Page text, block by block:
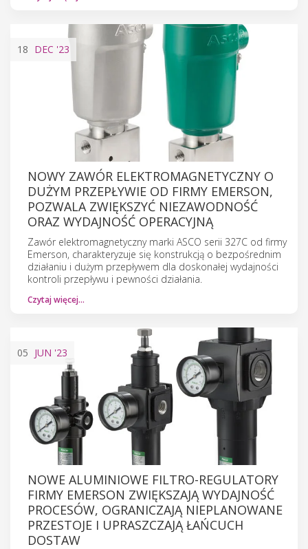
18 DEC '23
NOWY ZAWÓR ELEKTROMAGNETYCZNY O
DUŻYM PRZEPŁYWIE OD FIRMY EMERSON,
POZWALA ZWIĘKSZYĆ NIEZAWODNOŚĆ
ORAZ WYDAJNOŚĆ OPERACYJNĄ
Zawór elektromagnetyczny marki ASCO serii 327C od firmy
Emerson, charakteryzuje się konstrukcją o bezpośrednim
działaniu i dużym przepływem dla doskonałej wydajności
kontroli przepływu i pewności działania.
Czytaj więcej…
05 JUN '23
NOWE ALUMINIOWE FILTRO-REGULATORY
FIRMY EMERSON ZWIĘKSZAJĄ WYDAJNOŚĆ
PROCESÓW, OGRANICZAJĄ NIEPLANOWANE
PRZESTOJE I UPRASZCZAJĄ ŁAŃCUCH
DOSTAW